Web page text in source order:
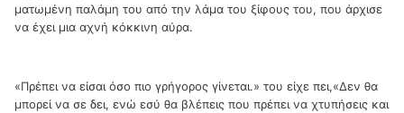
ματωμένη παλάμη του από την λάμα του ξίφους του, που άρχισε
να έχει μια αχνή κόκκινη αύρα.
«Πρέπει να είσαι όσο πιο γρήγορος γίνεται.» του είχε πει,«Δεν θα
μπορεί να σε δει, ενώ εσύ θα βλέπεις που πρέπει να χτυπήσεις και